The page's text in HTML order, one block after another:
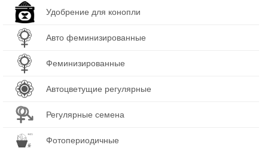
Удобрение для конопли
Авто феминизированные
Феминизированные
Автоцветущие регулярные
Регулярные семена
Фотопериодичные